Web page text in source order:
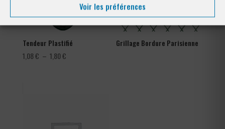
Voir les préférences
Tendeur Plastifié
1,08€ – 1,80€Plage
Grillage Bordure Parisienne